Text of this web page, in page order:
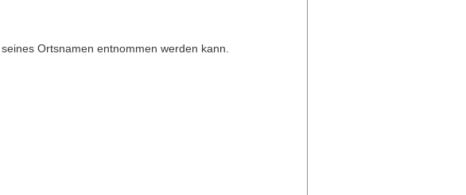
Ortsnamen entnommen werden kann.